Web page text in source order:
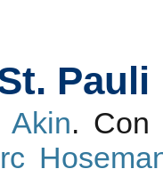
Pauli
Akin.